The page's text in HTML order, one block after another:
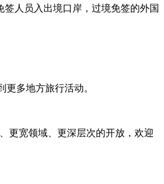
签人员入出境口岸，过境免签的外国
更多地方旅行活动。
更宽领域、更深层次的开放，欢迎